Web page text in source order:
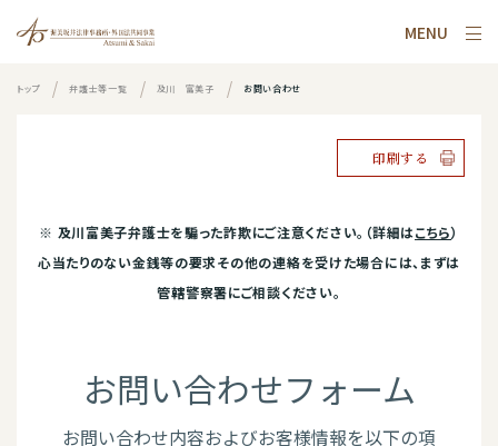
MENU
トップ 弁護士等一覧 及川 富美子 お問い合わせ
印刷する
※ 及川富美子​​​​​​弁護士を騙った詐欺にご注意ください。（詳細はこちら）
心当たりのない金銭等の要求その他の連絡を受けた場合には、まずは
管轄警察署にご相談ください。